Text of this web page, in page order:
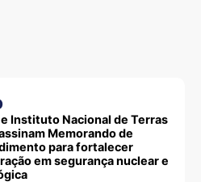
e Instituto Nacional de Terras
Memorando de
para fortalecer
em segurança nuclear e